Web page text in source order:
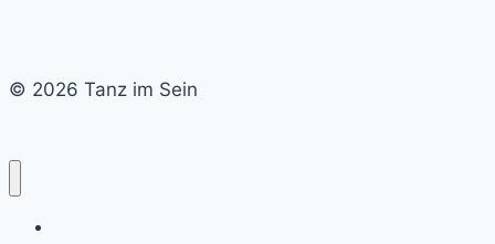
© 2026 Tanz im Sein